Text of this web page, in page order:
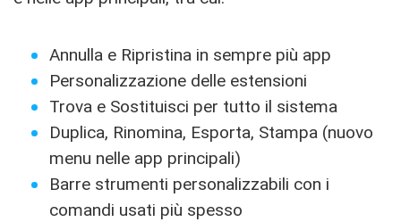
Annulla e Ripristina in sempre più app
Personalizzazione delle estensioni
Trova e Sostituisci per tutto il sistema
Duplica, Rinomina, Esporta, Stampa (nuovo
menu nelle app principali)
Barre strumenti personalizzabili con i
comandi usati più spesso